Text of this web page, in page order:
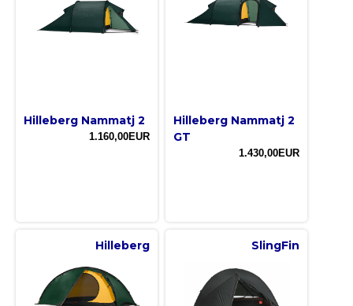
Hilleberg Nammatj 2
1.160,00EUR
Hilleberg Nammatj 2
GT
1.430,00EUR
Hilleberg SlingFin